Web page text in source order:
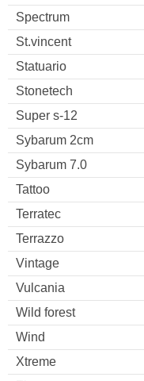
Spectrum
St.vincent
Statuario
Stonetech
Super s-12
Sybarum 2cm
Sybarum 7.0
Tattoo
Terratec
Terrazzo
Vintage
Vulcania
Wild forest
Wind
Xtreme